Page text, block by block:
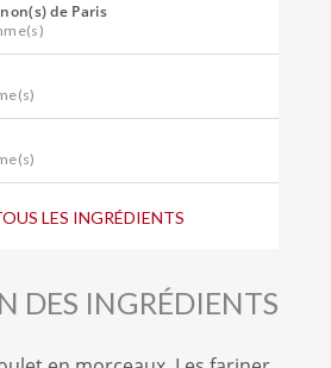
de Paris
LES INGRÉDIENTS
DES INGRÉDIENTS